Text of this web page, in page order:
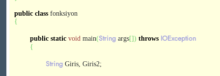
public class fonksiyon
{
public static void main(String args[]) throws IOException
{
String Giris, Giris2;